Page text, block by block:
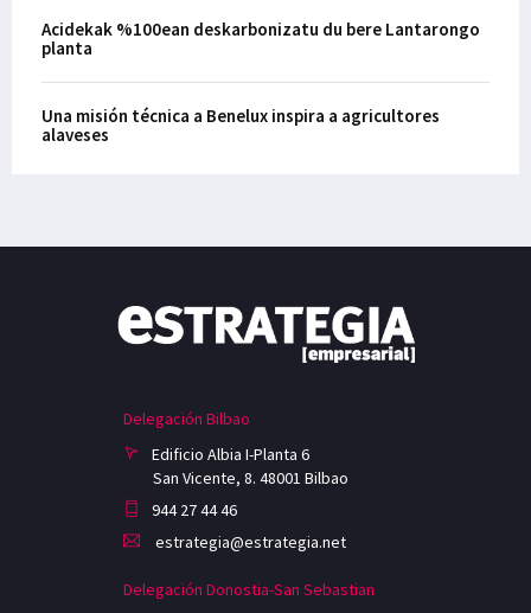
Acidekak %100ean deskarbonizatu du bere Lantarongo
planta
Una misión técnica a Benelux inspira a agricultores
alaveses
Delegación Bilbao
Edificio Albia I-Planta 6
San Vicente, 8. 48001 Bilbao
944 27 44 46
estrategia@estrategia.net
Delegación Donostia-San Sebastian